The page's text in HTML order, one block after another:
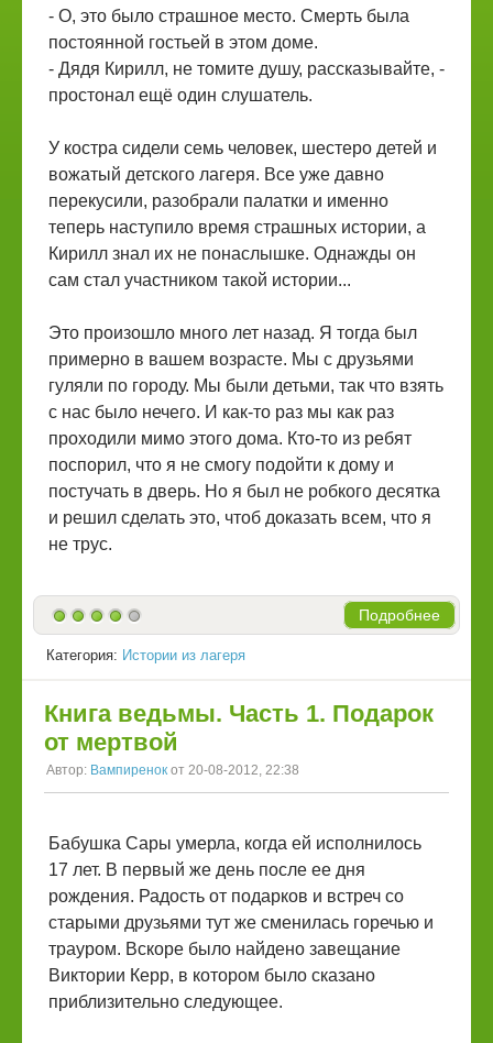
- О, это было страшное место. Смерть была
постоянной гостьей в этом доме.
- Дядя Кирилл, не томите душу, рассказывайте, -
простонал ещё один слушатель.
У костра сидели семь человек, шестеро детей и
вожатый детского лагеря. Все уже давно
перекусили, разобрали палатки и именно
теперь наступило время страшных истории, а
Кирилл знал их не понаслышке. Однажды он
сам стал участником такой истории...
Это произошло много лет назад. Я тогда был
примерно в вашем возрасте. Мы с друзьями
гуляли по городу. Мы были детьми, так что взять
с нас было нечего. И как-то раз мы как раз
проходили мимо этого дома. Кто-то из ребят
поспорил, что я не смогу подойти к дому и
постучать в дверь. Но я был не робкого десятка
и решил сделать это, чтоб доказать всем, что я
не трус.
Подробнее
Категория: Истории из лагеря
Книга ведьмы. Часть 1. Подарок
от мертвой
Автор: Вампиренок от 20-08-2012, 22:38
Бабушка Сары умерла, когда ей исполнилось
17 лет. В первый же день после ее дня
рождения. Радость от подарков и встреч со
старыми друзьями тут же сменилась горечью и
трауром. Вскоре было найдено завещание
Виктории Керр, в котором было сказано
приблизительно следующее.